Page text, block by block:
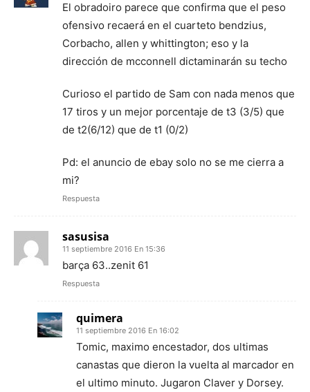
El obradoiro parece que confirma que el peso
ofensivo recaerá en el cuarteto bendzius,
Corbacho, allen y whittington; eso y la
dirección de mcconnell dictaminarán su techo
Curioso el partido de Sam con nada menos que
17 tiros y un mejor porcentaje de t3 (3/5) que
de t2(6/12) que de t1 (0/2)
Pd: el anuncio de ebay solo no se me cierra a
mi?
Respuesta
sasusisa
11 septiembre 2016 En 15:36
barça 63..zenit 61
Respuesta
quimera
11 septiembre 2016 En 16:02
Tomic, maximo encestador, dos ultimas
canastas que dieron la vuelta al marcador en
el ultimo minuto. Jugaron Claver y Dorsey.